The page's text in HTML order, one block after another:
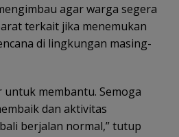
agar warga segera
terkait jika menemukan
di lingkungan masing-
untuk membantu. Semoga
dan aktivitas
berjalan normal,” tutup